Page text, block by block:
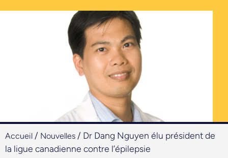
Accueil / Nouvelles / Dr Dang Nguyen élu président de
la ligue canadienne contre l’épilepsie